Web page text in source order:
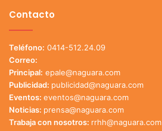
Contacto
Teléfono: 0414-512.24.09
Correo:
Principal: epale@naguara.com
Publicidad: publicidad@naguara.com
Eventos: eventos@naguara.com
Noticias: prensa@naguara.com
Trabaja con nosotros: rrhh@naguara.com